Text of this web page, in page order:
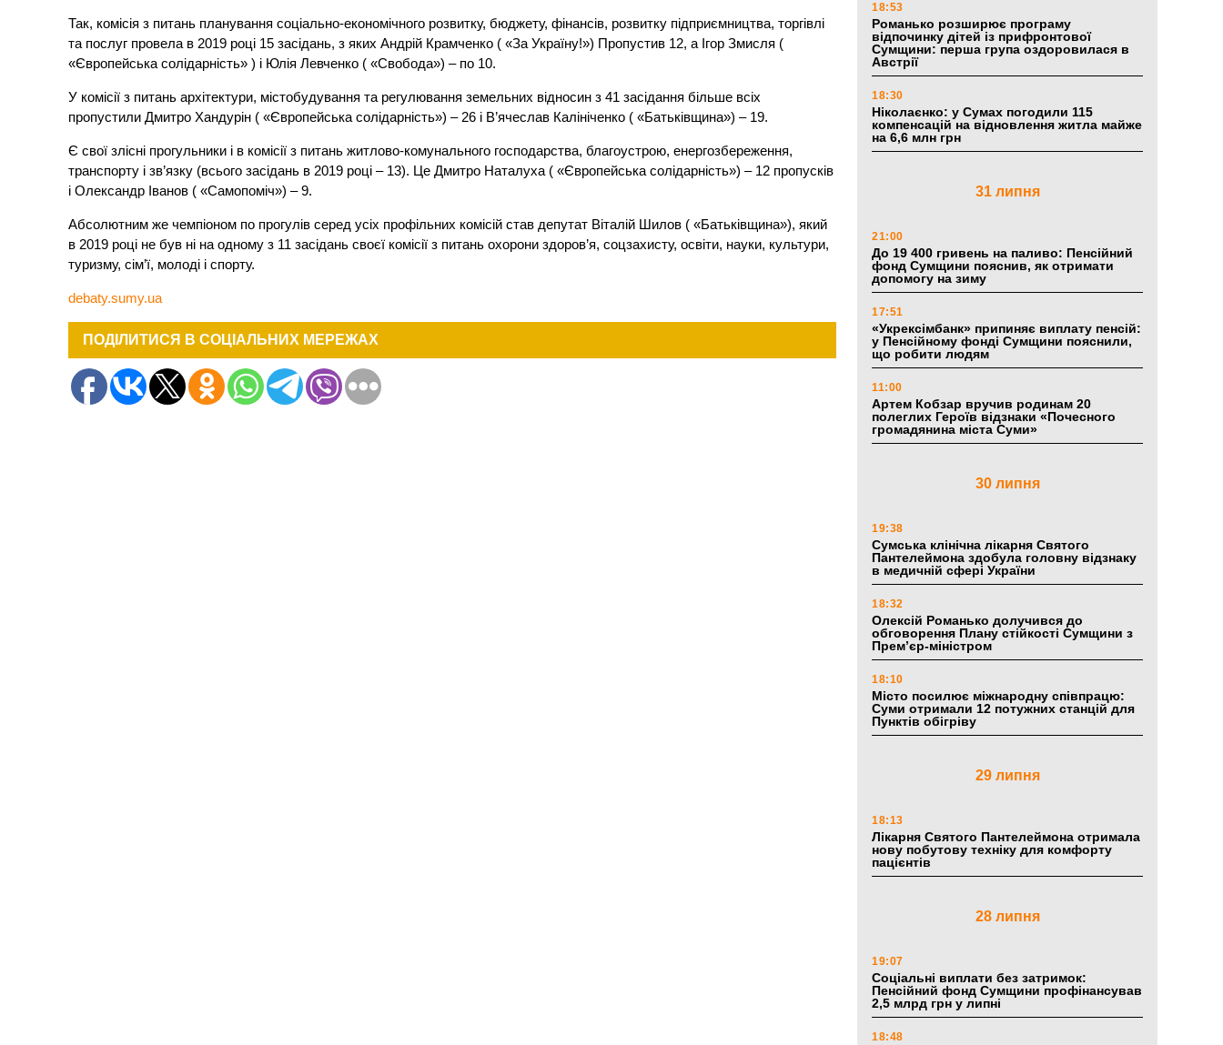
Так, комісія з питань планування соціально-економічного розвитку, бюджету, фінансів, розвитку підприємництва, торгівлі
та послуг провела в 2019 році 15 засідань, з яких Андрій Крамченко ( «За Україну!») Пропустив 12, а Ігор Змисля (
«Європейська солідарність» ) і Юлія Левченко ( «Свобода») – по 10.
У комісії з питань архітектури, містобудування та регулювання земельних відносин з 41 засідання більше всіх
пропустили Дмитро Хандурін ( «Європейська солідарність») – 26 і В’ячеслав Калініченко ( «Батьківщина») – 19.
Є свої злісні прогульники і в комісії з питань житлово-комунального господарства, благоустрою, енергозбереження,
транспорту і зв’язку (всього засідань в 2019 році – 13). Це Дмитро Наталуха ( «Європейська солідарність») – 12 пропусків
і Олександр Іванов ( «Самопоміч») – 9.
Абсолютним же чемпіоном по прогулів серед усіх профільних комісій став депутат Віталій Шилов ( «Батьківщина»), який
в 2019 році не був ні на одному з 11 засідань своєї комісії з питань охорони здоров’я, соцзахисту, освіти, науки, культури,
туризму, сім’ї, молоді і спорту.
debaty.sumy.ua
ПОДІЛИТИСЯ В СОЦІАЛЬНИХ МЕРЕЖАХ
18:53
Романько розширює програму
відпочинку дітей із прифронтової
Сумщини: перша група оздоровилася в
Австрії
18:30
Ніколаєнко: у Сумах погодили 115
компенсацій на відновлення житла майже
на 6,6 млн грн
31 липня
21:00
До 19 400 гривень на паливо: Пенсійний
фонд Сумщини пояснив, як отримати
допомогу на зиму
17:51
«Укрексімбанк» припиняє виплату пенсій:
у Пенсійному фонді Сумщини пояснили,
що робити людям
11:00
Артем Кобзар вручив родинам 20
полеглих Героїв відзнаки «Почесного
громадянина міста Суми»
30 липня
19:38
Сумська клінічна лікарня Святого
Пантелеймона здобула головну відзнаку
в медичній сфері України
18:32
Олексій Романько долучився до
обговорення Плану стійкості Сумщини з
Прем’єр-міністром
18:10
Місто посилює міжнародну співпрацю:
Суми отримали 12 потужних станцій для
Пунктів обігріву
29 липня
18:13
Лікарня Святого Пантелеймона отримала
нову побутову техніку для комфорту
пацієнтів
28 липня
19:07
Соціальні виплати без затримок:
Пенсійний фонд Сумщини профінансував
2,5 млрд грн у липні
18:48